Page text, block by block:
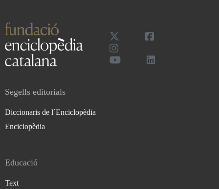
Segells editorials
Diccionaris de l`Enciclopèdia
Enciclopèdia
Educació
Text